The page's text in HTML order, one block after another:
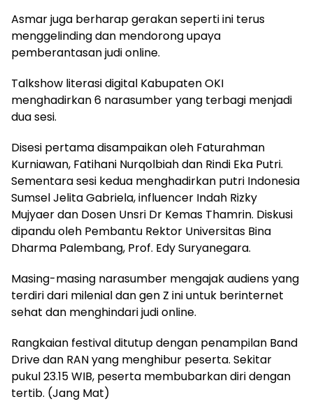
Asmar juga berharap gerakan seperti ini terus
menggelinding dan mendorong upaya
pemberantasan judi online.
Talkshow literasi digital Kabupaten OKI
menghadirkan 6 narasumber yang terbagi menjadi
dua sesi.
Disesi pertama disampaikan oleh Faturahman
Kurniawan, Fatihani Nurqolbiah dan Rindi Eka Putri.
Sementara sesi kedua menghadirkan putri Indonesia
Sumsel Jelita Gabriela, influencer Indah Rizky
Mujyaer dan Dosen Unsri Dr Kemas Thamrin. Diskusi
dipandu oleh Pembantu Rektor Universitas Bina
Dharma Palembang, Prof. Edy Suryanegara.
Masing-masing narasumber mengajak audiens yang
terdiri dari milenial dan gen Z ini untuk berinternet
sehat dan menghindari judi online.
Rangkaian festival ditutup dengan penampilan Band
Drive dan RAN yang menghibur peserta. Sekitar
pukul 23.15 WIB, peserta membubarkan diri dengan
tertib. (Jang Mat)